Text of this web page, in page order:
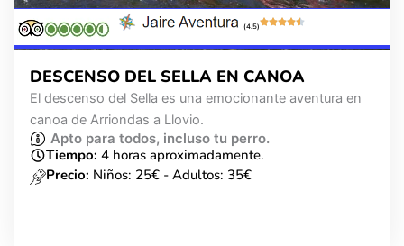
(4.5)
DESCENSO DEL SELLA EN CANOA
El descenso del Sella es una emocionante aventura en
canoa de Arriondas a Llovio.
Apto para todos, incluso tu perro.
Tiempo: 4 horas aproximadamente.
Precio: Niños: 25€ - Adultos: 35€